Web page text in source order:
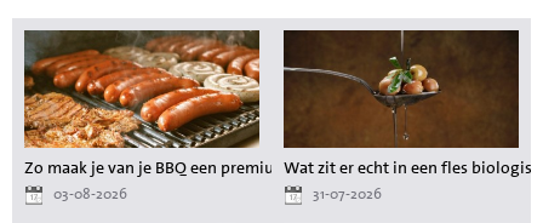
Zo maak je van je BBQ een premium maaltijd zonder gedoe
03-08-2026
Wat zit er echt in een fles
31-07-2026